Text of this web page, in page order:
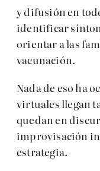
y difusión en
identificar
orientar a las
vacunación.
Nada de eso ha
virtuales llegan
quedan en
improvisación
estrategia.